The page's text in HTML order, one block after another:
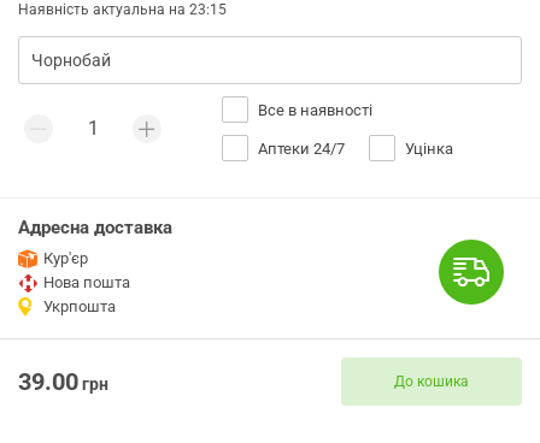
Наявність актуальна на 23:15
Все в наявності
Аптеки 24/7 Уцінка
Адресна доставка
Кур'єр
Нова пошта
Укрпошта
39.00грн До кошика